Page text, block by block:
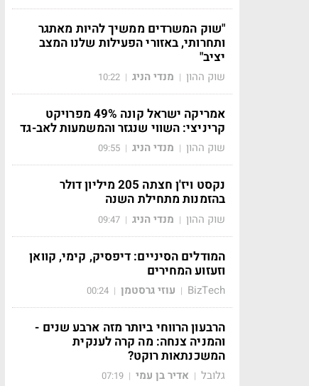
"שוק המשרדים ממשיך להיות מאתגר
ותחרותי, באזורי הפעילות שלנו המצב
יציב"
שוק ההון | מנדי הניג |
10:22
אמריקה ישראל קונה 49% מפרויקט
קריניצי: השווי שנגזר והמשמעות לאב-גד
שוק ההון | מנדי הניג |
09:55
נקסט ויז'ן חצתה 205 מיליון דולר
בהזמנות מתחילת השנה
שוק ההון | מנדי הניג |
09:47
המודלים הסיניים: דיפסיק, קימי, קוואן
וזעזוע המחירים
BizTech
| עוזי גרסטמן |
00:24
הרבעון הרווחי ביותר מזה ארבע שנים -
והמניה צנחה: מה קרה לענקית
המשכנתאות רוקט?
גלובל | אדיר בן עמי |
07:19